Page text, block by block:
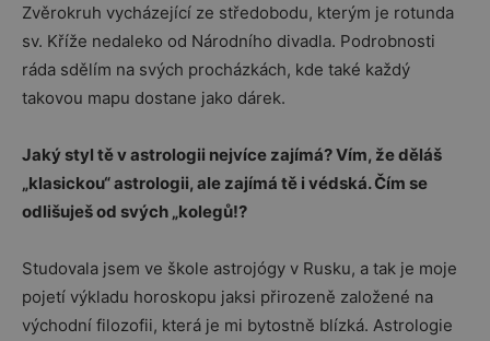
Zvěrokruh vycházející ze středobodu, kterým je rotunda
sv. Kříže nedaleko od Národního divadla. Podrobnosti
ráda sdělím na svých procházkách, kde také každý
takovou mapu dostane jako dárek.
Jaký styl tě v astrologii nejvíce zajímá? Vím, že děláš
„klasickou“ astrologii, ale zajímá tě i védská. Čím se
odlišuješ od svých „kolegů!?
Studovala jsem ve škole astrojógy v Rusku, a tak je moje
pojetí výkladu horoskopu jaksi přirozeně založené na
východní filozofii, která je mi bytostně blízká. Astrologie